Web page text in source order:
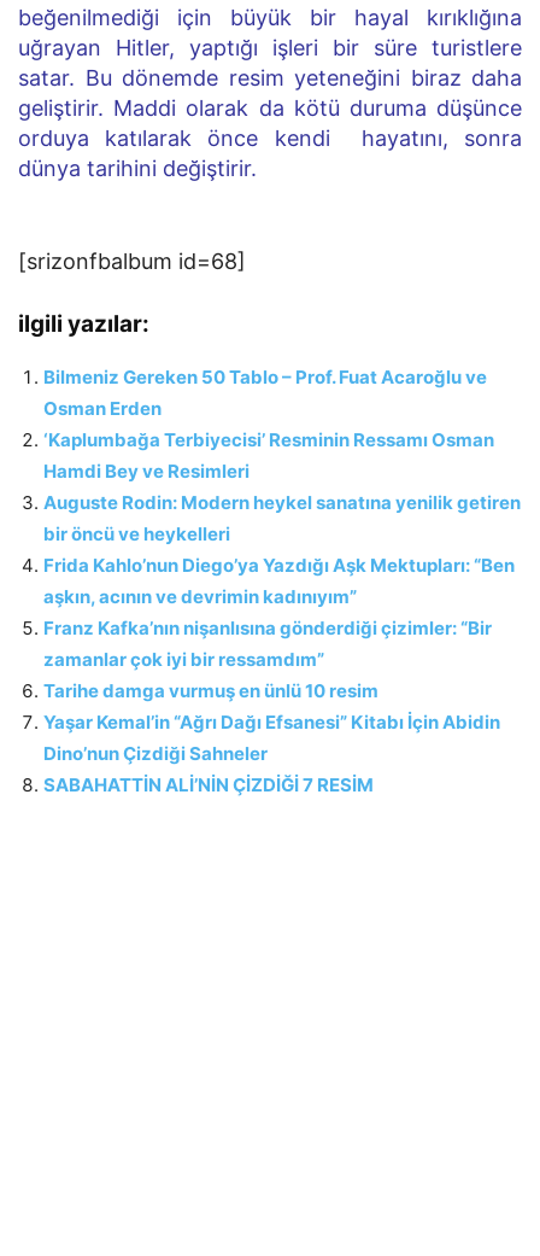
beğenilmediği için büyük bir hayal kırıklığına
uğrayan Hitler, yaptığı işleri bir süre turistlere
satar. Bu dönemde resim yeteneğini biraz daha
geliştirir. Maddi olarak da kötü duruma düşünce
orduya katılarak önce kendi hayatını, sonra
dünya tarihini değiştirir.
[srizonfbalbum id=68]
ilgili yazılar:
Bilmeniz Gereken 50 Tablo – Prof. Fuat Acaroğlu ve
Osman Erden
‘Kaplumbağa Terbiyecisi’ Resminin Ressamı Osman
Hamdi Bey ve Resimleri
Auguste Rodin: Modern heykel sanatına yenilik getiren
bir öncü ve heykelleri
Frida Kahlo’nun Diego’ya Yazdığı Aşk Mektupları: “Ben
aşkın, acının ve devrimin kadınıyım”
Franz Kafka’nın nişanlısına gönderdiği çizimler: “Bir
zamanlar çok iyi bir ressamdım”
Tarihe damga vurmuş en ünlü 10 resim
Yaşar Kemal’in “Ağrı Dağı Efsanesi” Kitabı İçin Abidin
Dino’nun Çizdiği Sahneler
SABAHATTİN ALİ’NİN ÇİZDİĞİ 7 RESİM